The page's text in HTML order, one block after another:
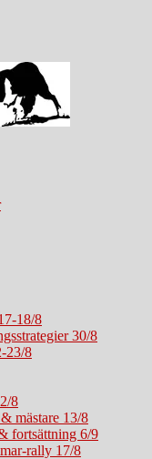
18/8
30/8
23/8
8
mästare 13/8
fortsättning 6/9
rally 17/8